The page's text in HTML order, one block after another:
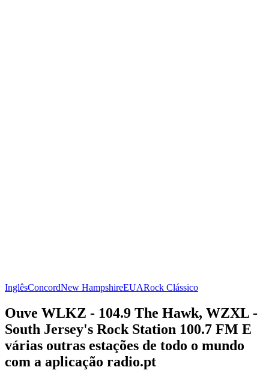
InglêsConcordNew HampshireEUARock Clássico
Ouve WLKZ - 104.9 The Hawk, WZXL -
South Jersey's Rock Station 100.7 FM E
várias outras estações de todo o mundo
com a aplicação radio.pt